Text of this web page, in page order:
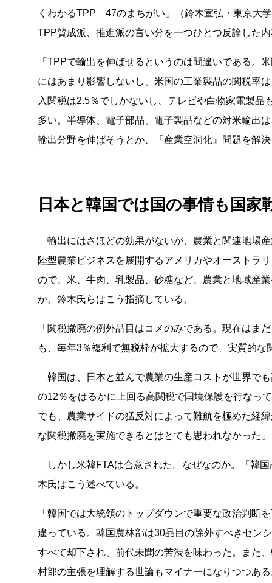
くわかるTPP 47のまちがい」（鈴木宣弘・東京大
TPP賛成派、推進派の言い分を一つひとつ反論した
「TPPで輸出を伸ばせるというのは間違いである。
にはあまり影響しないし、米国の工業製品の関税率
入関税は2.5％でしかないし、テレビや白物家電製
多い。半導体、電子部品、電子製品などの対米輸出
輸出分野を伸ばそうとか、『産業空洞化』問題を解
日本と韓国では国の事情も国家
輸出にはさほどの効果がないが、農業と関連地場
陸型農業ビジネスを展開するアメリカやオーストラ
ので、米、牛肉、乳製品、砂糖など、農業と地域産
か。鈴木氏らはこう指摘している。
「関税撤廃の例外品目はコメのみである。現在はま
も、毎年3％複利で無税枠が拡大するので、実質的な
韓国は、日本と並んで農業の生産コストが世界で
の12％をはるかに上回る高関税で国境保護を行なっ
でも、農業サイドの猛反対によって難航を極めた経
な関税撤廃を実施できるとはとても思われなかった」
しかし米韓FTAは合意された。なぜなのか。「韓
木氏はこう述べている。
「韓国では大統領のトップダウンで重要な政治判断
違っている。韓国農林部は30品目の除外すべきセン
すべて却下され、前代未聞の苦渋を味わった。また
村部の主張を理解する世論もマイナーになりつつあ